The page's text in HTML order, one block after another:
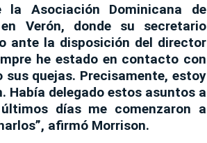
la Asociación Dominicana de
en Verón, donde su secretario
ante la disposición del director
he estado en contacto con
sus quejas. Precisamente, estoy
Había delegado estos asuntos a
días me comenzaron a
afirmó Morrison.